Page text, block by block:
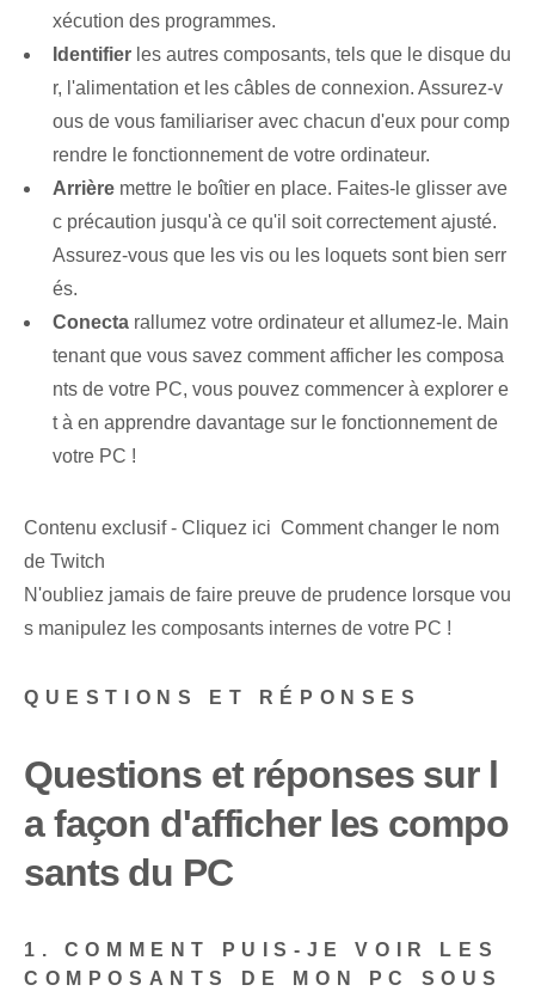
xécution des programmes.
Identifier les autres composants, tels que le disque du
r, l'alimentation et les câbles de connexion. Assurez-v
ous de vous familiariser avec chacun d'eux pour comp
rendre le fonctionnement de votre ordinateur.
Arrière mettre le boîtier en place. Faites-le glisser ave
c précaution jusqu'à ce qu'il soit correctement ajusté.
Assurez-vous que les vis ou les loquets sont bien serr
és.
Conecta rallumez votre ordinateur et⁢ allumez-le. Main
tenant que vous savez comment afficher les composa
nts de votre PC, vous pouvez commencer à explorer e
t à en apprendre davantage sur le fonctionnement de
votre PC !
Contenu exclusif - Cliquez ici Comment changer le nom
de Twitch
N'oubliez jamais de faire preuve de prudence lorsque vou
s manipulez les composants internes de votre PC !
QUESTIONS ET RÉPONSES
Questions et réponses sur l
a façon d'afficher les compo
sants du PC
1. COMMENT PUIS-JE VOIR LES
COMPOSANTS DE MON PC SOUS